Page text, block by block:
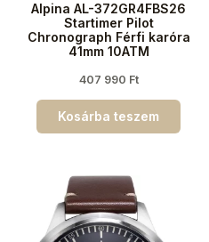
Alpina AL-372GR4FBS26
Startimer Pilot
Chronograph Férfi karóra
41mm 10ATM
407 990 Ft
Kosárba teszem